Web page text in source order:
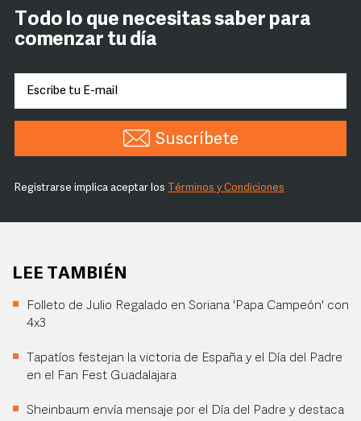
Todo lo que necesitas saber para
comenzar tu día
Suscríbete
Registrarse implica aceptar los Términos y Condiciones
LEE TAMBIÉN
Folleto de Julio Regalado en Soriana 'Papa Campeón' con
4x3
Tapatíos festejan la victoria de España y el Día del Padre
en el Fan Fest Guadalajara
Sheinbaum envía mensaje por el Día del Padre y destaca